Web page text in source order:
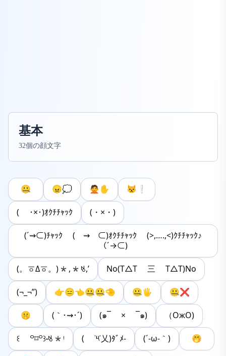
基本
32個の顔文字
🤐 😠💭 🙅✋ 😾❕
( ･×･)ｵｸﾁﾁｬｯｸ (・×・)
(´⇝⊂)ﾁｬｯｸ (￣⇝￣⊂)ｵｸﾁﾁｬｯｸ (>,….,<)ｸﾁﾁｬｯｸ♪
（´→⊂)
(。ㆆΔㆆ。)*,*ꂚ,’ No(T△T 三 T△T)No
(¬_¬”) 👉😑👈🤐🤐🤏 🤐🖐 🤐❌
🤫 (｀･⇝･´) (๑¯ × ¯๑) （ОжО)
꒰ ꒪⌑꒪꒱˖ꂚ*ᵎ ( ˙༥˙乂)ﾀﾞﾒ- (´-ω-｀) 🤭